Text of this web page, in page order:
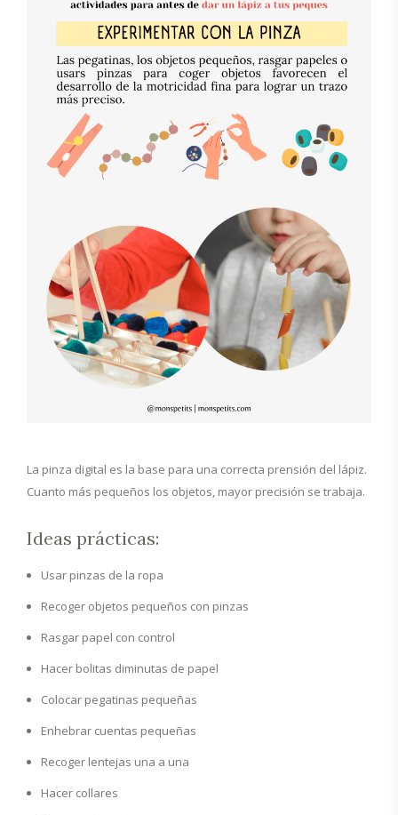
La pinza digital es la base para una correcta prensión del lápiz.
Cuanto más pequeños los objetos, mayor precisión se trabaja.
Ideas prácticas:
Usar pinzas de la ropa
Recoger objetos pequeños con pinzas
Rasgar papel con control
Hacer bolitas diminutas de papel
Colocar pegatinas pequeñas
Enhebrar cuentas pequeñas
Recoger lentejas una a una
Hacer collares